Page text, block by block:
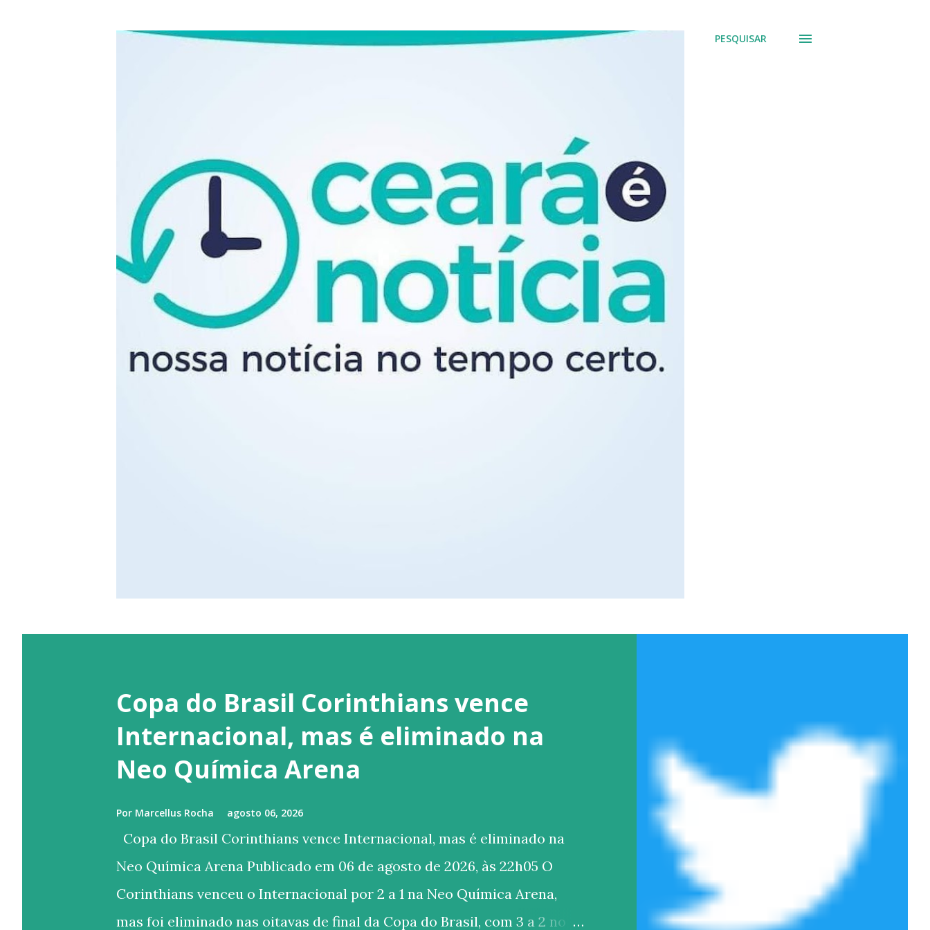
PESQUISAR
Copa do Brasil Corinthians vence
Internacional, mas é eliminado na
Neo Química Arena
Por Marcellus Rocha agosto 06, 2026
Copa do Brasil Corinthians vence Internacional, mas é eliminado na
Neo Química Arena Publicado em 06 de agosto de 2026, às 22h05 O
Corinthians venceu o Internacional por 2 a 1 na Neo Química Arena,
mas foi eliminado nas oitavas de final da Copa do Brasil, com 3 a 2 no